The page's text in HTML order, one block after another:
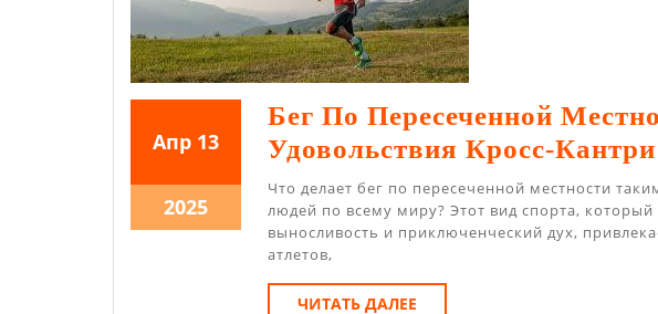
Апр13.04.2025
1313.04.2025
202513.04.2025
Бег По Пересеченной
Удовольствия Кросс-Кантри
Что делает бег по пересеченной местности
людей по всему миру? Этот вид спорта, который
выносливость и приключенческий дух,
атлетов,
ЧИТАТЬ ДАЛЕЕ